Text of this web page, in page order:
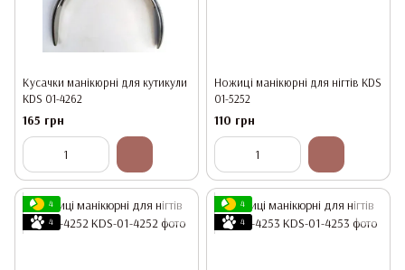
Кусачки манікюрні для кутикули
KDS 01-4262
165 грн
Ножиці манікюрні для нігтів KDS
01-5252
110 грн
4
4
4
4